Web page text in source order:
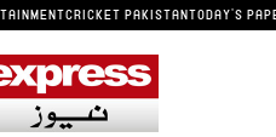
CRICKET PAKISTANTODAY'S